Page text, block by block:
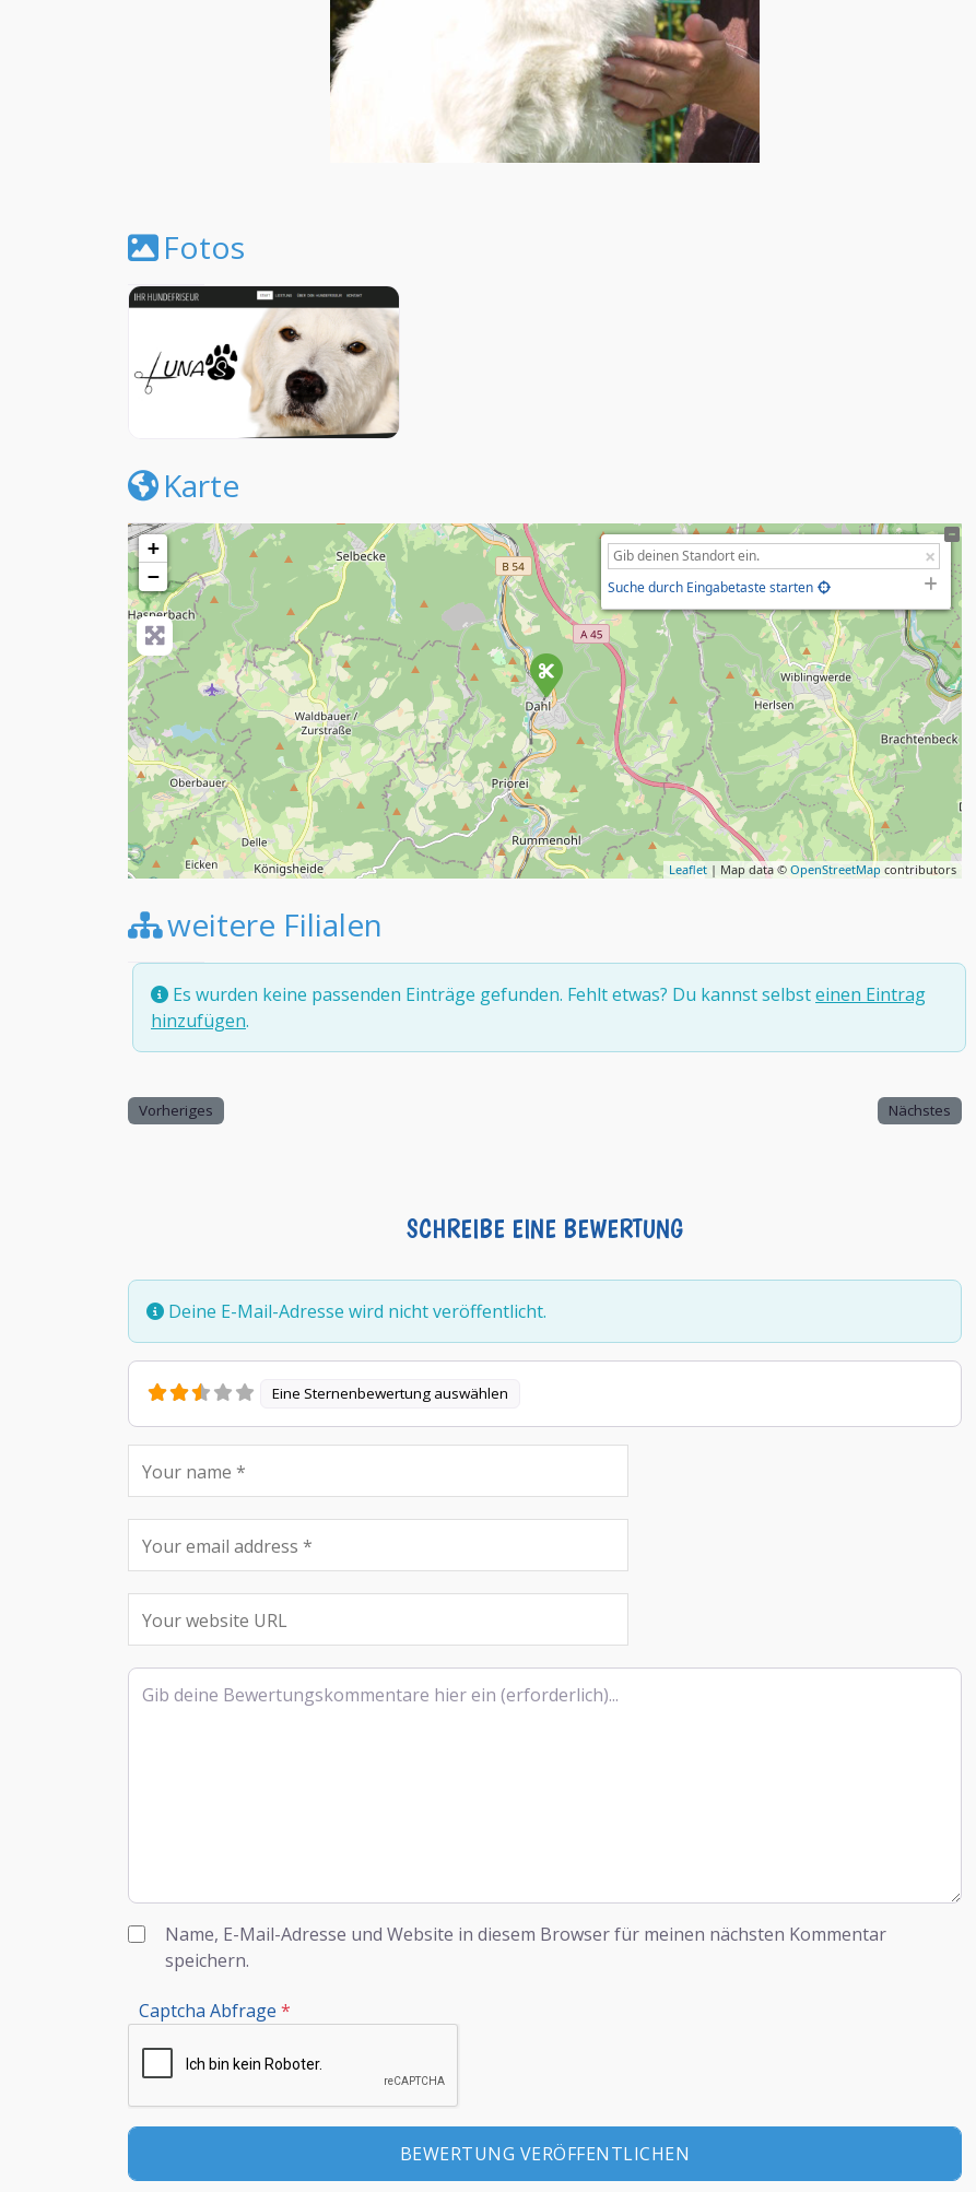
Fotos
Karte
+
−
Suche durch Eingabetaste starten
Leaflet | Map data ©OpenStreetMap contributors
weitere Filialen
Es wurden keine passenden Einträge gefunden. Fehlt etwas? Du kannst selbsteinen Eintrag
hinzufügen.
Vorheriges Nächstes
SCHREIBE EINE BEWERTUNG
Deine E-Mail-Adresse wird nicht veröffentlicht.
Eine Sternenbewertung auswählen
Rezensionstext
Name, E-Mail-Adresse und Website in diesem Browser für meinen nächsten Kommentar
speichern.
Captcha Abfrage *